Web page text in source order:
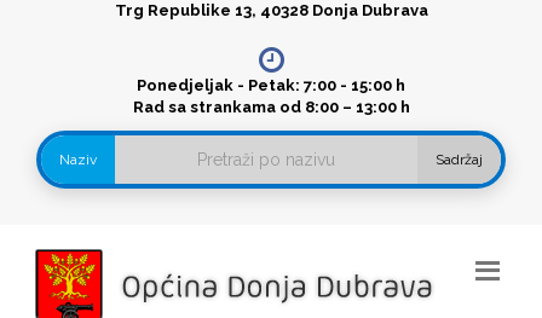
Trg Republike 13, 40328 Donja Dubrava
Ponedjeljak - Petak: 7:00 - 15:00 h
Rad sa strankama od 8:00 – 13:00 h
Naziv Sadržaj